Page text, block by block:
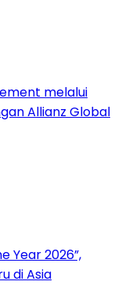
melalui
Allianz Global
Year 2026”,
di Asia